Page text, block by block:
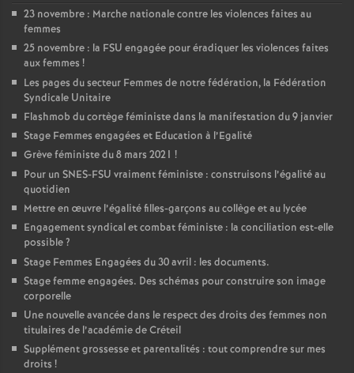
23 novembre : Marche nationale contre les violences faites au
femmes
25 novembre : la FSU engagée pour éradiquer les violences faites
aux femmes !
Les pages du secteur Femmes de notre fédération, la Fédération
Syndicale Unitaire
Flashmob du cortège féministe dans la manifestation du 9 janvier
Stage Femmes engagées et Education à l’Egalité
Grève féministe du 8 mars 2021 !
Pour un SNES-FSU vraiment féministe : construisons l’égalité au
quotidien
Mettre en œuvre l’égalité filles-garçons au collège et au lycée
Engagement syndical et combat féministe : la conciliation est-elle
possible?
Stage Femmes Engagées du 30 avril : les documents.
Stage femme engagées. Des schémas pour construire son image
corporelle
Une nouvelle avancée dans le respect des droits des femmes non
titulaires de l’académie de Créteil
Supplément grossesse et parentalités : tout comprendre sur mes
droits !